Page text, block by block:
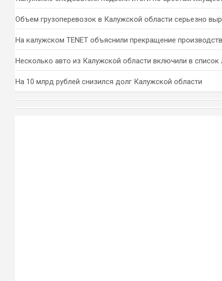
Объем грузоперевозок в Калужской области серьезно
На калужском TENET объяснили прекращение
Несколько авто из Калужской области включили в список
На 10 млрд рублей снизился долг Калужской области